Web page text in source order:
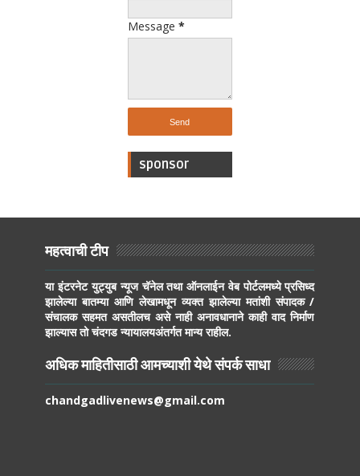
Message *
sponsor
महत्वाची टीप
या इंटरनेट युट्युब न्यूज चॅनेल तथा ऑनलाईन वेब पोर्टलमध्ये प्रसिध्द
झालेल्या बातम्या आणि लेखामधून व्यक्त झालेल्या मतांशी संपादक /
संचालक सहमत असतीलच असे नाही अनावधानाने काही वाद निर्माण
झाल्यास तो चंदगड न्यायालयअंतर्गत मान्य राहील.
अधिक माहितीसाठी आमच्याशी येथे संपर्क साधा
chandgadlivenews@gmail.com